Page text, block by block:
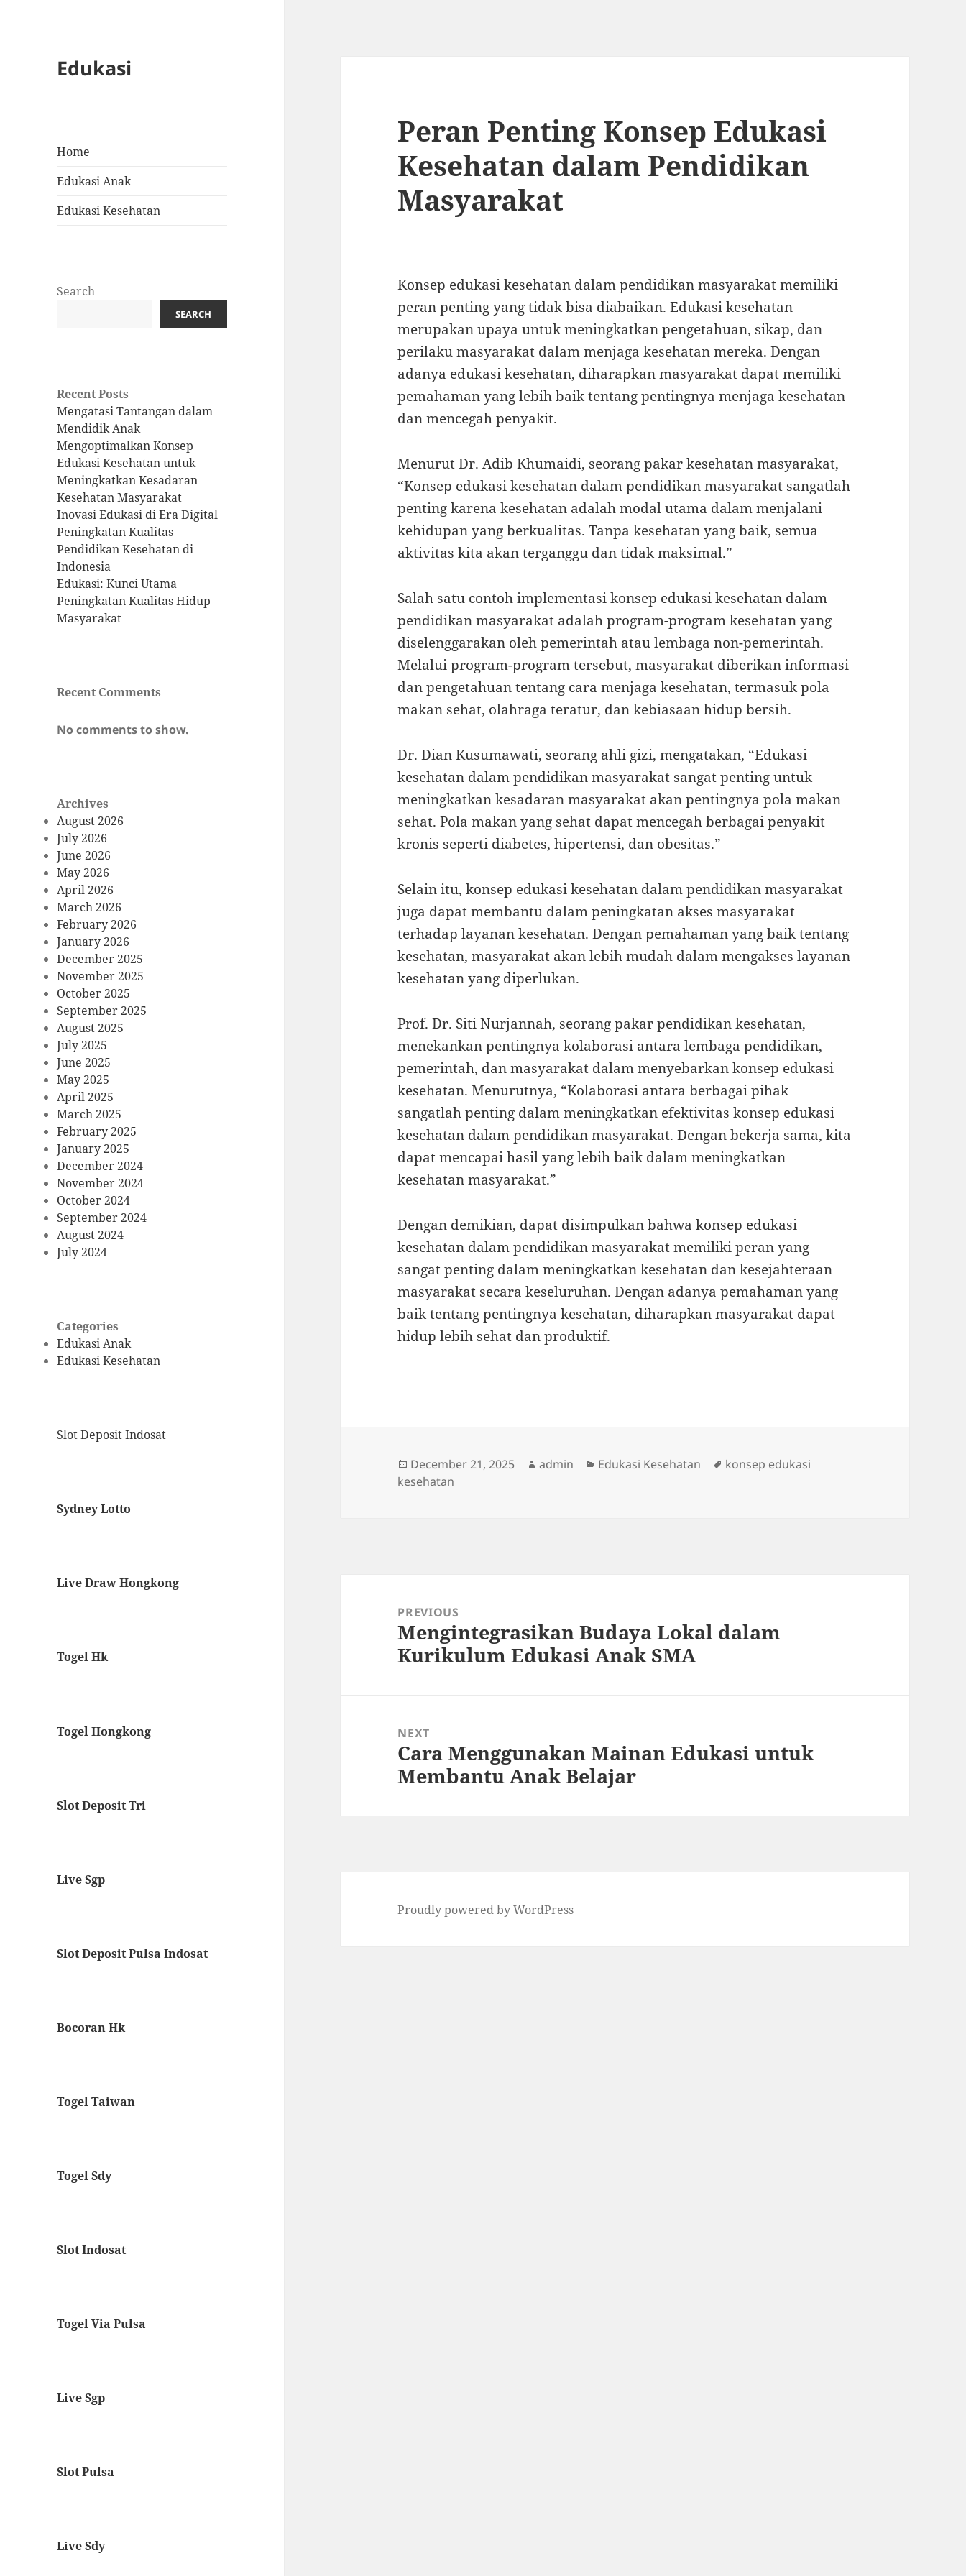
Edukasi
Home
Edukasi Anak
Edukasi Kesehatan
Search
SEARCH
Recent Posts
Mengatasi Tantangan dalam
Mendidik Anak
Mengoptimalkan Konsep
Edukasi Kesehatan untuk
Meningkatkan Kesadaran
Kesehatan Masyarakat
Inovasi Edukasi di Era Digital
Peningkatan Kualitas
Pendidikan Kesehatan di
Indonesia
Edukasi: Kunci Utama
Peningkatan Kualitas Hidup
Masyarakat
Recent Comments
No comments to show.
Archives
August 2026
July 2026
June 2026
May 2026
April 2026
March 2026
February 2026
January 2026
December 2025
November 2025
October 2025
September 2025
August 2025
July 2025
June 2025
May 2025
April 2025
March 2025
February 2025
January 2025
December 2024
November 2024
October 2024
September 2024
August 2024
July 2024
Categories
Edukasi Anak
Edukasi Kesehatan
Slot Deposit Indosat
Sydney Lotto
Live Draw Hongkong
Togel Hk
Togel Hongkong
Slot Deposit Tri
Live Sgp
Slot Deposit Pulsa Indosat
Bocoran Hk
Togel Taiwan
Togel Sdy
Slot Indosat
Togel Via Pulsa
Live Sgp
Slot Pulsa
Live Sdy
Peran Penting Konsep Edukasi
Kesehatan dalam Pendidikan
Masyarakat
Konsep edukasi kesehatan dalam pendidikan masyarakat memiliki
peran penting yang tidak bisa diabaikan. Edukasi kesehatan
merupakan upaya untuk meningkatkan pengetahuan, sikap, dan
perilaku masyarakat dalam menjaga kesehatan mereka. Dengan
adanya edukasi kesehatan, diharapkan masyarakat dapat memiliki
pemahaman yang lebih baik tentang pentingnya menjaga kesehatan
dan mencegah penyakit.
Menurut Dr. Adib Khumaidi, seorang pakar kesehatan masyarakat,
“Konsep edukasi kesehatan dalam pendidikan masyarakat sangatlah
penting karena kesehatan adalah modal utama dalam menjalani
kehidupan yang berkualitas. Tanpa kesehatan yang baik, semua
aktivitas kita akan terganggu dan tidak maksimal.”
Salah satu contoh implementasi konsep edukasi kesehatan dalam
pendidikan masyarakat adalah program-program kesehatan yang
diselenggarakan oleh pemerintah atau lembaga non-pemerintah.
Melalui program-program tersebut, masyarakat diberikan informasi
dan pengetahuan tentang cara menjaga kesehatan, termasuk pola
makan sehat, olahraga teratur, dan kebiasaan hidup bersih.
Dr. Dian Kusumawati, seorang ahli gizi, mengatakan, “Edukasi
kesehatan dalam pendidikan masyarakat sangat penting untuk
meningkatkan kesadaran masyarakat akan pentingnya pola makan
sehat. Pola makan yang sehat dapat mencegah berbagai penyakit
kronis seperti diabetes, hipertensi, dan obesitas.”
Selain itu, konsep edukasi kesehatan dalam pendidikan masyarakat
juga dapat membantu dalam peningkatan akses masyarakat
terhadap layanan kesehatan. Dengan pemahaman yang baik tentang
kesehatan, masyarakat akan lebih mudah dalam mengakses layanan
kesehatan yang diperlukan.
Prof. Dr. Siti Nurjannah, seorang pakar pendidikan kesehatan,
menekankan pentingnya kolaborasi antara lembaga pendidikan,
pemerintah, dan masyarakat dalam menyebarkan konsep edukasi
kesehatan. Menurutnya, “Kolaborasi antara berbagai pihak
sangatlah penting dalam meningkatkan efektivitas konsep edukasi
kesehatan dalam pendidikan masyarakat. Dengan bekerja sama, kita
dapat mencapai hasil yang lebih baik dalam meningkatkan
kesehatan masyarakat.”
Dengan demikian, dapat disimpulkan bahwa konsep edukasi
kesehatan dalam pendidikan masyarakat memiliki peran yang
sangat penting dalam meningkatkan kesehatan dan kesejahteraan
masyarakat secara keseluruhan. Dengan adanya pemahaman yang
baik tentang pentingnya kesehatan, diharapkan masyarakat dapat
hidup lebih sehat dan produktif.
Posted
on
December 21, 2025 Author
admin Categories
Edukasi Kesehatan Tags
konsep edukasi
kesehatan
navigationPREVIOUS
Previous
post:
Mengintegrasikan Budaya Lokal dalam
Kurikulum Edukasi Anak SMA
NEXT
Next
post:
Cara Menggunakan Mainan Edukasi untuk
Membantu Anak Belajar
Proudly powered by WordPress